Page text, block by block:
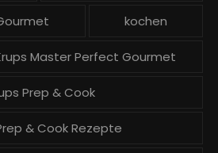
kochen
Master Perfect Gourmet
Prep & Cook
& Cook Rezepte